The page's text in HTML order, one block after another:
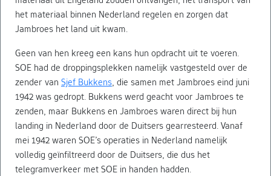
het materiaal binnen Nederland regelen en zorgen dat
Jambroes het land uit kwam.
Geen van hen kreeg een kans hun opdracht uit te voeren.
SOE had de droppingsplekken namelijk vastgesteld over de
zender van Sjef Bukkens, die samen met Jambroes eind juni
1942 was gedropt. Bukkens werd geacht voor Jambroes te
zenden, maar Bukkens en Jambroes waren direct bij hun
landing in Nederland door de Duitsers gearresteerd. Vanaf
mei 1942 waren SOE’s operaties in Nederland namelijk
volledig geïnfiltreerd door de Duitsers, die dus het
telegramverkeer met SOE in handen hadden.